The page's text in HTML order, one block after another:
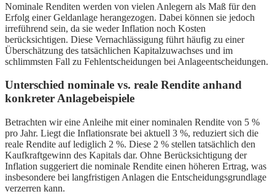
Nominale Renditen werden von vielen Anlegern als Maß für den
Erfolg einer Geldanlage herangezogen. Dabei können sie jedoch
irreführend sein, da sie weder Inflation noch Kosten
berücksichtigen. Diese Vernachlässigung führt häufig zu einer
Überschätzung des tatsächlichen Kapitalzuwachses und im
schlimmsten Fall zu Fehlentscheidungen bei Anlageentscheidungen.
Unterschied nominale vs. reale Rendite anhand
konkreter Anlagebeispiele
Betrachten wir eine Anleihe mit einer nominalen Rendite von 5 %
pro Jahr. Liegt die Inflationsrate bei aktuell 3 %, reduziert sich die
reale Rendite auf lediglich 2 %. Diese 2 % stellen tatsächlich den
Kaufkraftgewinn des Kapitals dar. Ohne Berücksichtigung der
Inflation suggeriert die nominale Rendite einen höheren Ertrag, was
insbesondere bei langfristigen Anlagen die Entscheidungsgrundlage
verzerren kann.